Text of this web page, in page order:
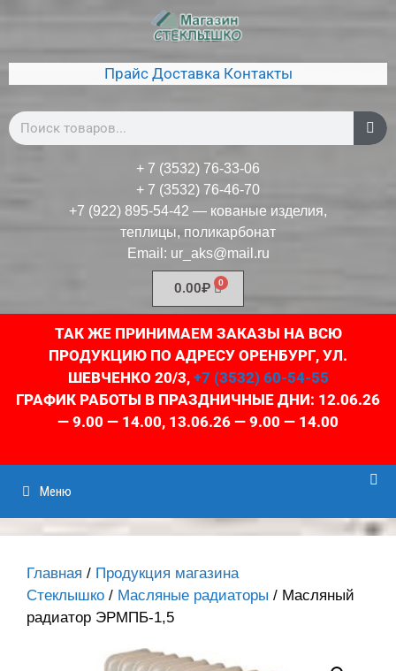
Прайс Доставка Контакты
+ 7 (3532) 76-33-06
+ 7 (3532) 76-46-70
+7 (922) 895-54-42 — кованые изделия,
теплицы, поликарбонат
Email: ur_aks@mail.ru
0.00₽
ТАК ЖЕ ПРИНИМАЕМ ЗАКАЗЫ НА ВСЮ
ПРОДУКЦИЮ ПО АДРЕСУ ОРЕНБУРГ, УЛ.
ШЕВЧЕНКО 20/3, +7 (3532) 60-54-55
ГРАФИК РАБОТЫ В ПРАЗДНИЧНЫЕ ДНИ: 12.06.26
— 9.00 — 14.00, 13.06.26 — 9.00 — 14.00
Меню
Главная / Продукция магазина
Стеклышко / Масляные радиаторы / Масляный
радиатор ЭРМПБ-1,5